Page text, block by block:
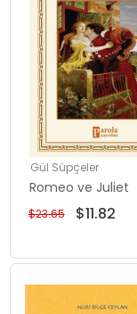
Gül Süpçeler
Romeo ve Juliet
$11.82
$23.65